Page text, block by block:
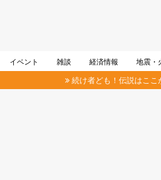
イベント 雑談 経済情報 地震・
続け者ども！伝説はここ